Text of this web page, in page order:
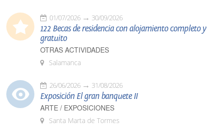
01/07/2026 30/09/2026
122 Becas de residencia con alojamiento completo y
gratuito
OTRAS ACTIVIDADES
Salamanca
26/06/2026 31/08/2026
Exposición El gran banquete II
ARTE / EXPOSICIONES
Santa Marta de Tormes